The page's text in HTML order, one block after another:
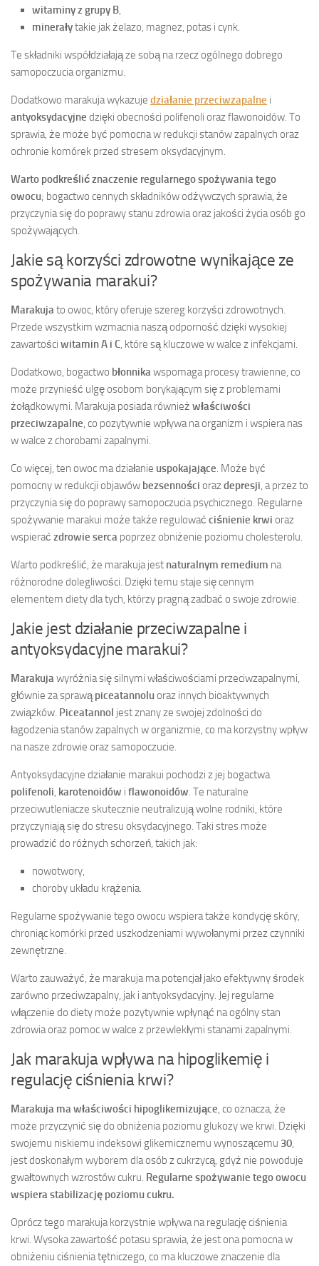
witaminy z grupy B,
minerałytakie jak żelazo, magnez, potas i cynk.
Te składniki współdziałają ze sobą na rzecz ogólnego dobrego
samopoczucia organizmu.
Dodatkowo marakuja wykazuje działanie przeciwzapalne i
antyoksydacyjne dzięki obecności polifenoli oraz flawonoidów. To
sprawia, że może być pomocna w redukcji stanów zapalnych oraz
ochronie komórek przed stresem oksydacyjnym.
Warto podkreślić znaczenie regularnego spożywania tego
owocu; bogactwo cennych składników odżywczych sprawia, że
przyczynia się do poprawy stanu zdrowia oraz jakości życia osób go
spożywających.
Jakie są korzyści zdrowotne wynikające ze
spożywania marakui?
Marakujato owoc, który oferuje szereg korzyści zdrowotnych.
Przede wszystkim wzmacnia naszą odporność dzięki wysokiej
zawartości witamin A i C, które są kluczowe w walce z infekcjami.
Dodatkowo, bogactwo błonnikawspomaga procesy trawienne, co
może przynieść ulgę osobom borykającym się z problemami
żołądkowymi. Marakuja posiada również właściwości
przeciwzapalne, co pozytywnie wpływa na organizm i wspiera nas
w walce z chorobami zapalnymi.
Co więcej, ten owoc ma działanie uspokajające. Może być
pomocny w redukcji objawów bezsenności orazdepresji, a przez to
przyczynia się do poprawy samopoczucia psychicznego. Regularne
spożywanie marakui może także regulować ciśnienie krwi oraz
wspierać zdrowie serca poprzez obniżenie poziomu cholesterolu.
Warto podkreślić, że marakuja jest naturalnym remedium na
różnorodne dolegliwości. Dzięki temu staje się cennym
elementem diety dla tych, którzy pragną zadbać o swoje zdrowie.
Jakie jest działanie przeciwzapalne i
antyoksydacyjne marakui?
Marakujawyróżnia się silnymi właściwościami przeciwzapalnymi,
głównie za sprawąpiceatannoluoraz innych bioaktywnych
związków. Piceatannol jest znany ze swojej zdolności do
łagodzenia stanów zapalnych w organizmie, co ma korzystny wpływ
na nasze zdrowie oraz samopoczucie.
Antyoksydacyjne działanie marakui pochodzi z jej bogactwa
polifenoli, karotenoidów i flawonoidów. Te naturalne
przeciwutleniacze skutecznie neutralizują wolne rodniki, które
przyczyniają się do stresu oksydacyjnego. Taki stres może
prowadzić do różnych schorzeń, takich jak:
nowotwory,
choroby układu krążenia.
Regularne spożywanie tego owocu wspiera także kondycję skóry,
chroniąc komórki przed uszkodzeniami wywołanymi przez czynniki
zewnętrzne.
Warto zauważyć, że marakuja ma potencjał jako efektywny środek
zarówno przeciwzapalny, jak i antyoksydacyjny. Jej regularne
włączenie do diety może pozytywnie wpłynąć na ogólny stan
zdrowia oraz pomoc w walce z przewlekłymi stanami zapalnymi.
Jak marakuja wpływa na hipoglikemię i
regulację ciśnienia krwi?
Marakuja ma właściwości hipoglikemizujące, co oznacza, że
może przyczynić się do obniżenia poziomu glukozy we krwi. Dzięki
swojemu niskiemu indeksowi glikemicznemu wynoszącemu 30,
jest doskonałym wyborem dla osób z cukrzycą, gdyż nie powoduje
gwałtownych wzrostów cukru. Regularne spożywanie tego owocu
wspiera stabilizację poziomu cukru.
Oprócz tego marakuja korzystnie wpływa na regulację ciśnienia
krwi. Wysoka zawartość potasu sprawia, że jest ona pomocna w
obniżeniu ciśnienia tętniczego, co ma kluczowe znaczenie dla